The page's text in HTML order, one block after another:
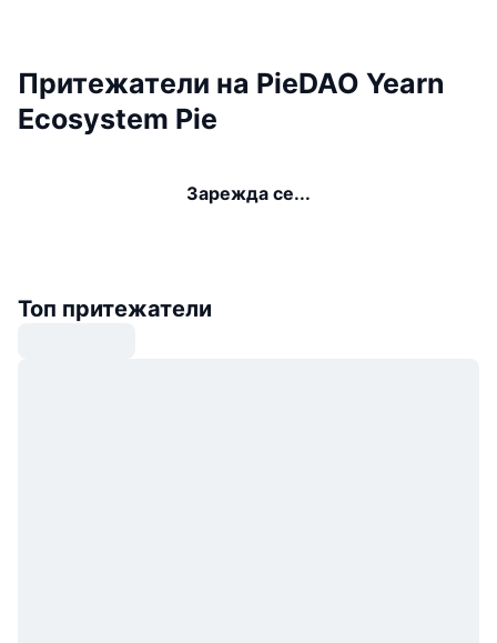
Притежатели на PieDAO Yearn
Ecosystem Pie
Зарежда се...
Топ притежатели